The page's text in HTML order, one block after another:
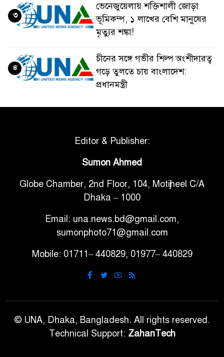
ভেনেজুয়েলায় শক্তিশালী জোড়া
ভূমিকম্প, ১ লাখের বেশি মানুষের
মৃত্যুর শঙ্কা!
৩
চীনের সঙ্গে গভীর শিল্প অংশীদারত্ব
গড়ে তুলতে চায় বাংলাদেশ:
প্রধানমন্ত্রী
৪
টানা ৩ ম্যাচে গোল ভিনির, ইতিহাস
বলছে বিশ্বকাপ জিতবে ব্রাজিল
সরকারি ৩শ কেজি বই বিক্রির
অভিযোগ মাদ্রাসা সুপারের বিরুদ্ধে
পরিবর্তনে কঠোর নির্দেশনা
সমানভাবে লড়াই চালিয়ে যেতে হবে:
নাহিদ
ঢাবিতে মাথায় কাঁঠাল পড়ে মালির
Editor & Publisher:
Sumon Ahmed
Globe Chamber, 2nd Floor, 104, Motijheel C/A
Dhaka – 1000
Email: una.news.bd@gmail.com,
sumonphoto71@gmail.com
Mobile: 01711– 440829, 01977– 440829
© UNA, Dhaka, Bangladesh. All rights reserved.
Technical Support: ZahanTech